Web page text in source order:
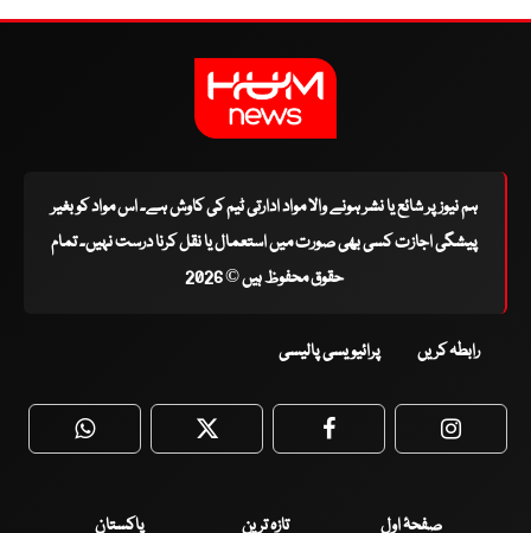
ہم نیوز پر شائع یا نشر ہونے والا مواد ادارتی ٹیم کی کاوش ہے۔ اس مواد کو بغیر
پیشگی اجازت کسی بھی صورت میں استعمال یا نقل کرنا درست نہیں۔ تمام
حقوق محفوظ ہیں © 2026
رابطہ کریں پرائیویسی پالیسی
WhatsApp Twitter Facebook
صفحۂ اول تازہ ترین
پاکستان